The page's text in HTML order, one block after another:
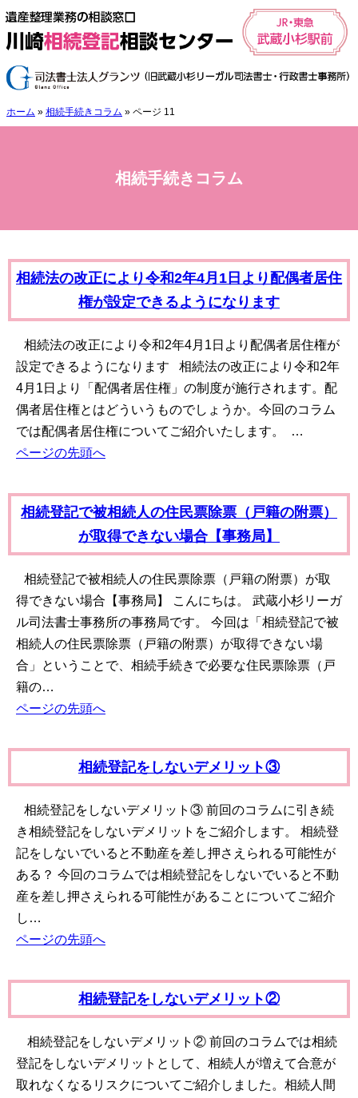
ホーム » 相続手続きコラム » ページ 11
相続手続きコラム
相続法の改正により令和2年4月1日より配偶者居住
権が設定できるようになります
相続法の改正により令和2年4月1日より配偶者居住権が
設定できるようになります 相続法の改正により令和2年
4月1日より「配偶者居住権」の制度が施行されます。配
偶者居住権とはどういうものでしょうか。今回のコラム
では配偶者居住権についてご紹介いたします。 …
ページの先頭へ
相続登記で被相続人の住民票除票（戸籍の附票）
が取得できない場合【事務局】
相続登記で被相続人の住民票除票（戸籍の附票）が取
得できない場合【事務局】 こんにちは。 武蔵小杉リーガ
ル司法書士事務所の事務局です。 今回は「相続登記で被
相続人の住民票除票（戸籍の附票）が取得できない場
合」ということで、相続手続きで必要な住民票除票（戸
籍の…
ページの先頭へ
相続登記をしないデメリット③
相続登記をしないデメリット③ 前回のコラムに引き続
き相続登記をしないデメリットをご紹介します。 相続登
記をしないでいると不動産を差し押さえられる可能性が
ある？ 今回のコラムでは相続登記をしないでいると不動
産を差し押さえられる可能性があることについてご紹介
し…
ページの先頭へ
相続登記をしないデメリット②
相続登記をしないデメリット② 前回のコラムでは相続
登記をしないデメリットとして、相続人が増えて合意が
取れなくなるリスクについてご紹介しました。相続人間